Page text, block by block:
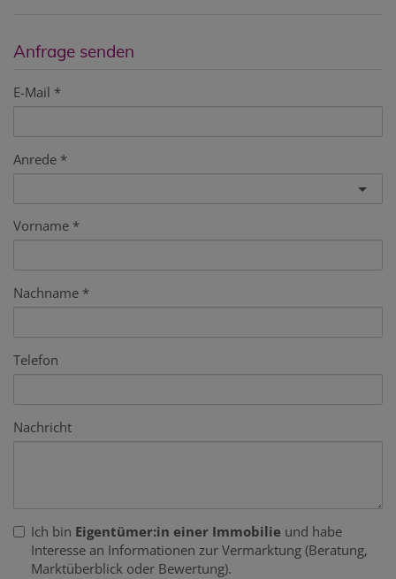
Anfrage senden
E-Mail
Anrede
Vorname
Nachname
Telefon
Nachricht
Ich bin Eigentümer:in einer Immobilie und habe
Interesse an Informationen zur Vermarktung (Beratung,
Marktüberblick oder Bewertung).